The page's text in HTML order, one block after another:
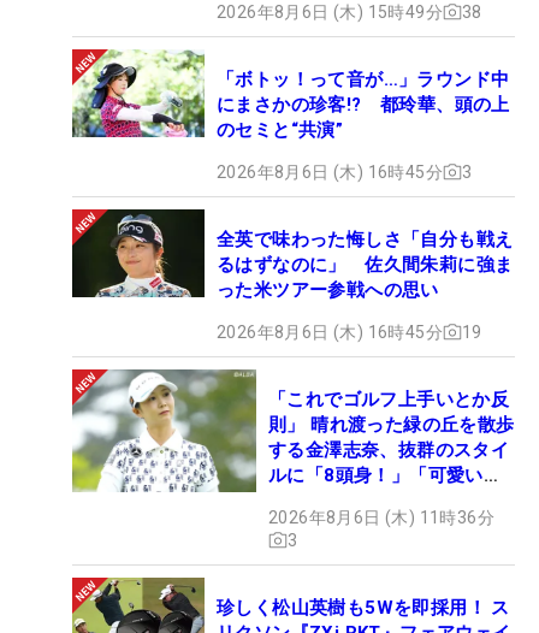
2026年8月6日 (木) 15時49分 38
「ボトッ！って音が…」ラウンド中
にまさかの珍客!? 都玲華、頭の上
のセミと“共演”
2026年8月6日 (木) 16時45分 3
全英で味わった悔しさ「自分も戦え
るはずなのに」 佐久間朱莉に強ま
った米ツアー参戦への思い
2026年8月6日 (木) 16時45分 19
「これでゴルフ上手いとか反
則」 晴れ渡った緑の丘を散歩
する金澤志奈、抜群のスタイ
ルに「8頭身！」「可愛いに
2026年8月6日 (木) 11時36分
3
珍しく松山英樹も5Wを即採用！ ス